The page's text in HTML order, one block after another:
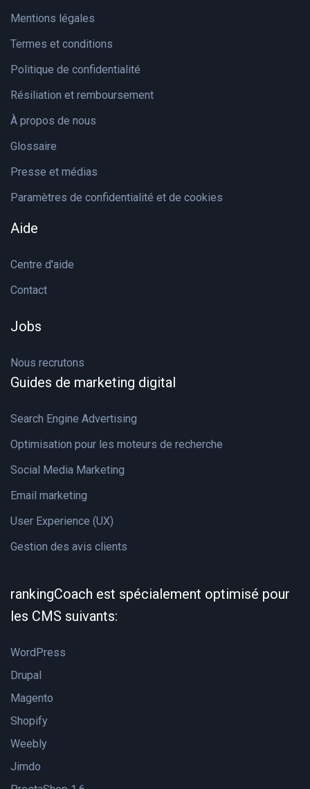
Mentions légales
Termes et conditions
Politique de confidentialité
Résiliation et remboursement
À propos de nous
Glossaire
Presse et médias
Paramètres de confidentialité et de cookies
Aide
Centre d'aide
Contact
Jobs
Nous recrutons
Guides de marketing digital
Search Engine Advertising
Optimisation pour les moteurs de recherche
Social Media Marketing
Email marketing
User Experience (UX)
Gestion des avis clients
rankingCoach est spécialement optimisé pour
les CMS suivants:
WordPress
Drupal
Magento
Shopify
Weebly
Jimdo